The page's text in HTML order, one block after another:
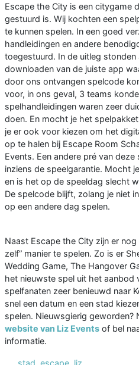
Escape the City is een citygame
gestuurd is. Wij kochten een
te kunnen spelen. In een goed
handleidingen en andere
toegestuurd. In de uitleg
downloaden van de juiste app
door ons ontvangen spelcode
voor, in ons geval, 3 teams
spelhandleidingen waren zeer
doen. En mocht je het
je er ook voor kiezen om het
op te halen bij Escape Room
Events. Een andere pré van
inziens de speelgarantie. Mocht
en is het op de speeldag slecht
De spelcode blijft, zolang je niet
op een andere dag spelen.
Naast Escape the City zijn er
zelf” manier te spelen. Zo is er
Wedding Game, The Hangover
het nieuwste spel uit het aanbod
spelfanaten zeer benieuwd naar
snel een datum en een stad
spelen. Nieuwsgierig geworden?
website van Liz Events of bel
informatie.
stad, escape, liz